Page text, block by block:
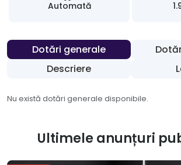
Automată
Dotări generale
Descriere
Nu există dotări generale disponibile.
Ultimele anunțuri